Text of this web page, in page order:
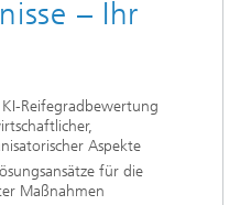
– Ihr
Reifegradbewertung
Aspekte​
für die
Maßnahmen​